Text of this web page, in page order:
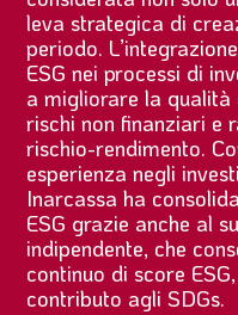
leva strategica di
periodo.
ESG nei processi di
a migliorare la
rischi non finanziari e
rischio-rendimento.
esperienza negli
Inarcassa ha
ESG grazie anche al
indipendente, che
continuo di score
contributo agli SDGs.